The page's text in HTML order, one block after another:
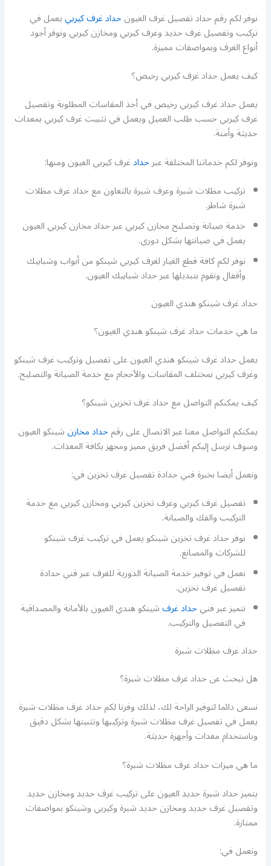
نوفر لكم رقم حداد تفصيل غرف العيونحداد غرف كيربييعمل في
تركيب وتفصيل غرف حديد وغرف كيربي ومخازن كيربي ونوفر أجود
أنواع الغرف وبمواصفات مميزة.
كيف يعمل حداد غرف كيربي رخيص؟
يعمل حداد غرف كيربي رخيص في أخذ المقاسات المطلوبة وتفصيل
غرف كيربي حسب طلب العميل ويعمل في تثبيت غرف كيربي بمعدات
حديثة وأمنة.
ونوفر لكم خدماتنا المختلفة عبرحدادغرف كيربي العيون ومنها:
تركيب مظلات شبرة وغرف شبرة بالتعاون مع حداد غرف مظلات
شبرة شاطر.
خدمة صيانة وتصليح مخازن كيربي عبر حداد مخازن كيربي العيون
يعمل في صيانتها بشكل دوري.
نوفر لكم كافة قطع الغيار لغرف كيربي شينكو من أبواب وشبابيك
وأقفال ونقوم بتبديلها عبر حداد شبابيك العيون.
حداد غرف شينكو هندي العيون
ما هي خدمات حداد غرف شينكو هندي العيون؟
يعمل حداد غرف شينكو هندي العيون على تفصيل وتركيب غرف شينكو
وغرف كيربي بمختلف المقاسات والأحجام مع خدمة الصيانة والتصليح.
كيف يمكنكم التواصل مع حداد غرف تخزين شينكو؟
يمكنكم التواصل معنا عبر الاتصال على رقمحداد مخازنشينكو العيون
وسوف نرسل إليكم أفضل فريق مميز ومجهز بكافة المعدات.
ونعمل أيضا بخبرة فني حدادة تفصيل غرف تخزين في:
تفصيل غرف كيربي وغرف تخزين كيربي ومخازن كيربي مع خدمة
التركيب والفك والصيانة.
نوفر حداد غرف تخزين شينكو يعمل في تركيب غرف شينكو
للشركات والمصانع.
نعمل في توفير خدمة الصيانة الدورية للغرف عبر فني حدادة
تفصيل غرف تخزين.
نتميز عبر فنيحداد غرفشينكو هندي العيون بالأمانة والمصداقية
في التفصيل والتركيب.
حداد غرف مظلات شبرة
هل تبحث عن حداد غرف مظلات شبرة؟
نسعى دائما لتوفير الراحة لك، لذلك وفرنا لكم حداد غرف مظلات شبرة
يعمل في تفصيل غرف مظلات شبرة وتركيبها وتثبيتها بشكل دقيق
وباستخدام معدات وأجهزة حديثة.
ما هي ميزات حداد غرف مظلات شبرة؟
يتميز حداد شبرة حديد العيون على تركيب غرف حديد ومخازن حديد
وتفصيل غرف حديد ومخازن حديد شبرة وكيربي وشينكو بمواصفات
ممتازة.
ونعمل في: